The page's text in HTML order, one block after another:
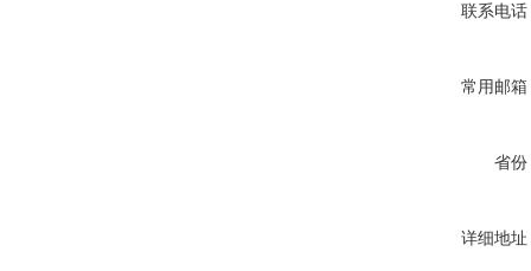
联系电话
常用邮箱
省份
详细地址